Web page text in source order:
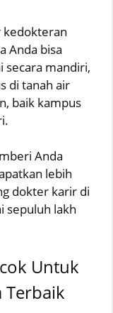
kedokteran
Anda bisa
secara mandiri,
di tanah air
baik kampus
Anda
lebih
dokter karir di
sepuluh lakh
Untuk
Terbaik